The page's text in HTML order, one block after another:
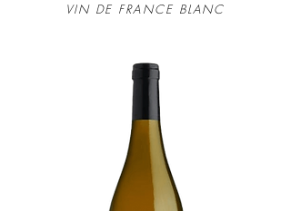
VIN DE FRANCE BLANC